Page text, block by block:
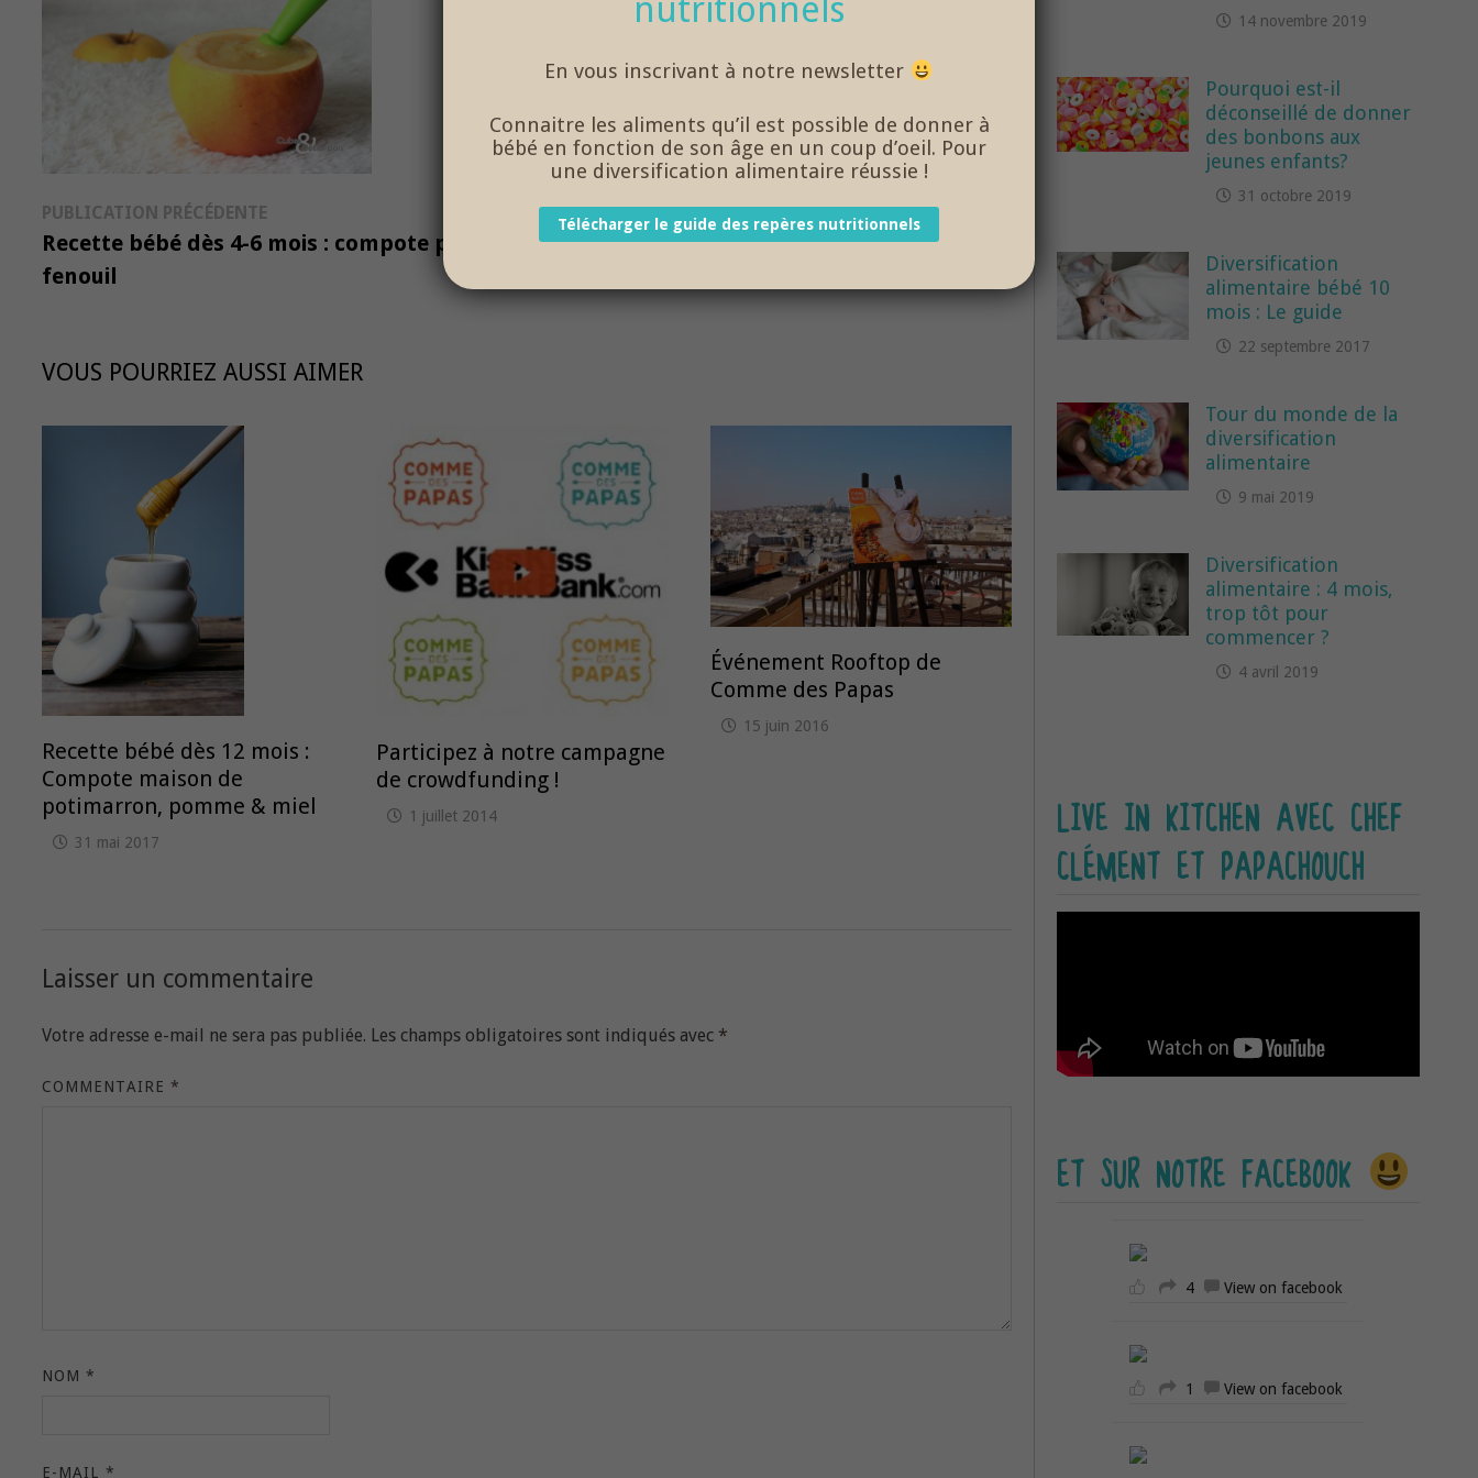
Navigation
de
PUBLICATION PRÉCÉDENTEPublication
précédente :
Recette bébé dès 4-6 mois : compote pomme-
fenouil
VOUS POURRIEZ AUSSI AIMER
Recette bébé dès 12 mois :
Compote maison de
potimarron, pomme & miel
31 mai 2017
Participez à notre campagne
de crowdfunding !
1 juillet 2014
Événement Rooftop de
Comme des Papas
15 juin 2016
Laisser un commentaire
Votre adresse e-mail ne sera pas publiée. Les champs obligatoires sont indiqués avec *
COMMENTAIRE *
NOM*
E-MAIL *
14 novembre 2019
Pourquoi est-il
déconseillé de donner
des bonbons aux
jeunes enfants?
31 octobre 2019
Diversification
alimentaire bébé 10
mois : Le guide
22 septembre 2017
Tour du monde de la
diversification
alimentaire
9 mai 2019
Diversification
alimentaire : 4 mois,
trop tôt pour
commencer ?
4 avril 2019
LIVE IN KITCHEN AVEC CHEF
CLÉMENT ET PAPACHOUCH
ET SUR NOTRE FACEBOOK
4 View on facebook
1 View on facebook
nutritionnels
En vous inscrivant à notre newsletter
Connaitre les aliments qu’il est possible de donner à
bébé en fonction de son âge en un coup d’oeil. Pour
une diversification alimentaire réussie !
Télécharger le guide des repères nutritionnels